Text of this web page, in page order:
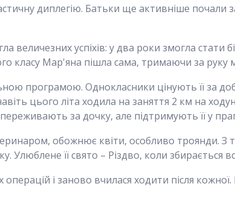
диплегію. Батьки ще активніше почали
величезних успіхів: у два роки змогла стати
класу Мар'яна пішла сама, тримаючи за руку
програмою. Однокласники цінують її за
цього літа ходила на заняття 2 км на
за дочку, але підтримують її у
обожнює квіти, особливо троянди. З
Улюблене її свято – Різдво, коли збирається
і заново вчилася ходити після